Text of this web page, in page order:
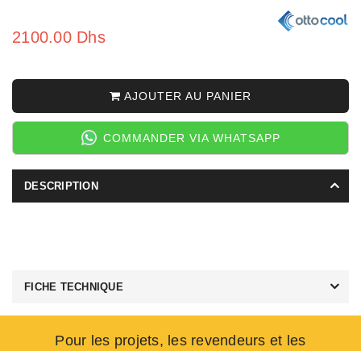
2100.00 Dhs
AJOUTER AU PANIER
COMMANDER VIA WHATSAPP
DESCRIPTION
FICHE TECHNIQUE
Pour les projets, les revendeurs et les